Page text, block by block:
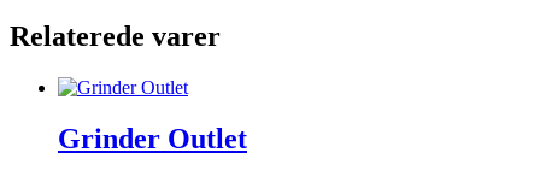
Relaterede varer
Grinder Outlet